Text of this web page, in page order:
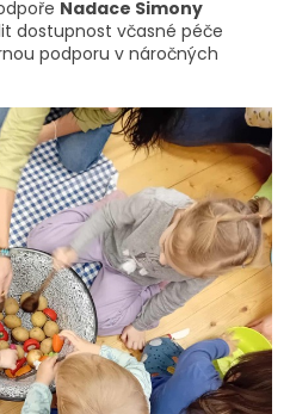
Nadace Simony
dostupnost včasné péče
podporu v náročných